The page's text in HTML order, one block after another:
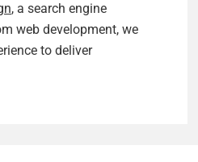
, a search engine
web development, we
to deliver